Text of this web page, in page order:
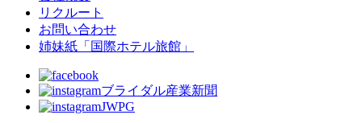
リクルート
お問い合わせ
姉妹紙「国際ホテル旅館」
ブライダル産業新聞
JWPG